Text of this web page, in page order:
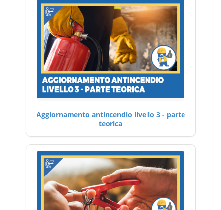
Aggiornamento antincendio livello 3 - parte
teorica